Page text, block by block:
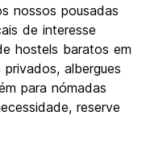
nossos pousadas
de interesse
hostels baratos em
albergues
para nómadas
reserve